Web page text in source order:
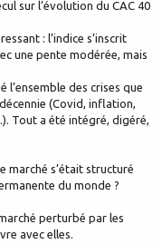
sur l’évolution du CAC 40
: l’indice s’inscrit
une pente modérée, mais
l’ensemble des crises que
(Covid, inflation,
Tout a été intégré, digéré,
marché s’était structuré
du monde ?
perturbé par les
avec elles.